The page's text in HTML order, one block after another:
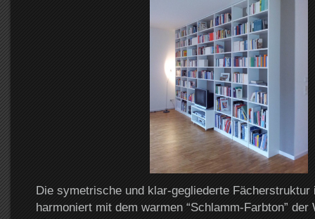
Die symetrische und klar-gegliederte Fächerstruktur
harmoniert mit dem warmen “Schlamm-Farbton” der